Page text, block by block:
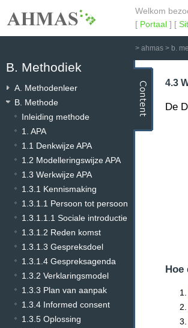
Welkom
[ Portaal ] [
> ahmas > b.
B. Methodiek
A. Methodenleer
B. Methode
Inleiding methode
1. APA
1.1 Denkwijze APA
1.2 Modelleringswijze APA
1.3 Werkwijze APA
1.3.1 Kennismaking
1.3.1.1 Persoon tot persoon
1.3.1.1.1 Sociale introductie
1.3.1.2 Reden komst
1.3.1.3 Gespreksdoel
1.3.1.4 Gespreksagenda
1.3.2 Verklaringsmodel
1.3.3 Plan van aanpak
1.3.4 Informed consent
1.3.5 Oplossing
4.3
De
Hoe